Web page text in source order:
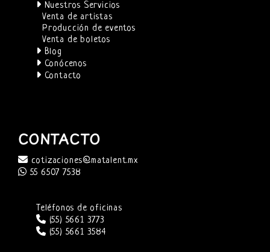
Nuestros Servicios
Venta de artistas
Producción de eventos
Venta de boletos
Blog
Conócenos
Contacto
CONTACTO
cotizaciones@matalent.mx
55 6507 7538
Teléfonos de oficinas
(55) 5661 3773
(55) 5661 3584